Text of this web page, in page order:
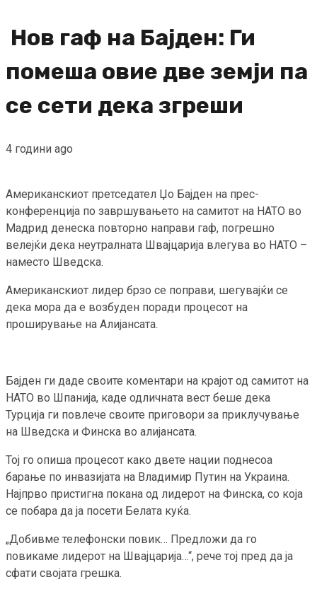
Нов гаф на Бајден: Ги
помеша овие две земји па
се сети дека згреши
4 години ago
Американскиот претседател Џо Бајден на прес-
конференција по завршувањето на самитот на НАТО во
Мадрид денеска повторно направи гаф, погрешно
велејќи дека неутралната Швајцарија влегува во НАТО –
наместо Шведска.
Американскиот лидер брзо се поправи, шегувајќи се
дека мора да е возбуден поради процесот на
проширување на Алијансата.
Бајден ги даде своите коментари на крајот од самитот на
НАТО во Шпанија, каде одличната вест беше дека
Турција ги повлече своите приговори за приклучување
на Шведска и Финска во алијансата.
Тој го опиша процесот како двете нации поднесоа
барање по инвазијата на Владимир Путин на Украина.
Најпрво пристигна покана од лидерот на Финска, со која
се побара да ја посети Белата куќа.
„Добивме телефонски повик… Предложи да го
повикаме лидерот на Швајцарија…“, рече тој пред да ја
сфати својата грешка.